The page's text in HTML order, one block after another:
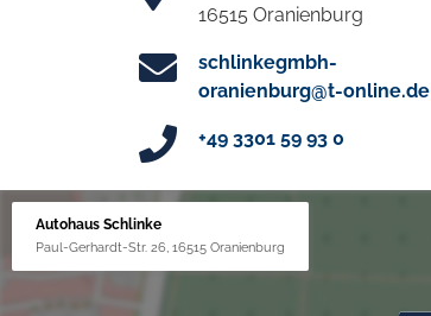
16515 Oranienburg
schlinkegmbh-
oranienburg@t-online.de
+49 3301 59 93 0
Autohaus Schlinke
Paul-Gerhardt-Str. 26, 16515 Oranienburg